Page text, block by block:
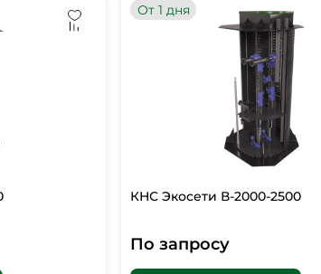
От 1 дня
КНС Экосети В-2000-2500
По запросу